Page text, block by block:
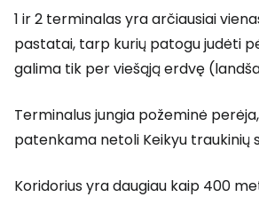
1 ir 2 terminalas yra arčiausiai
pastatai, tarp kurių patogu judėti
galima tik per viešąją erdvę
Terminalus jungia požeminė
patenkama netoli Keikyu traukinių
Koridorius yra daugiau kaip 400